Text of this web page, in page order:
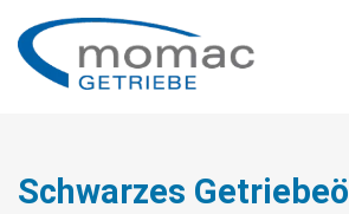
Schwarzes Getriebeöl